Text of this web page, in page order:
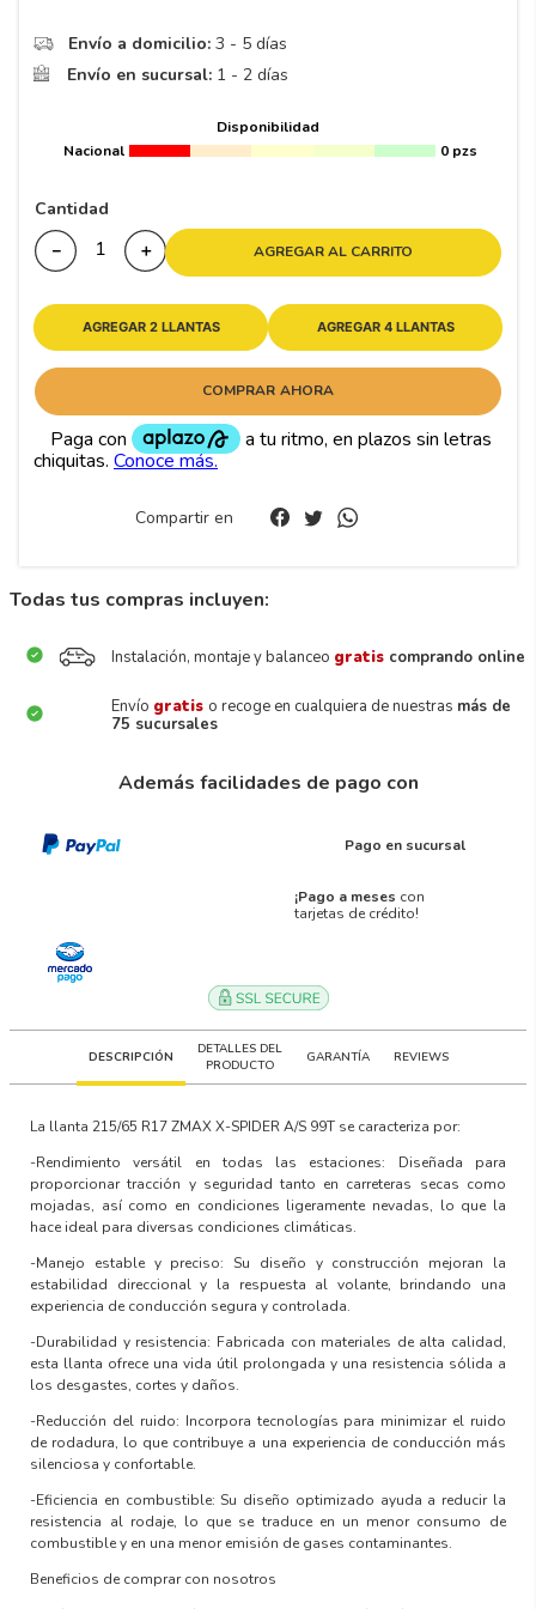
Envío a domicilio: 3 - 5 días
Envío en sucursal: 1 - 2 días
Disponibilidad
Nacional
0 pzs
Cantidad
＋
－ AGREGAR AL CARRITO
AGREGAR 2 LLANTAS AGREGAR 4 LLANTAS
COMPRAR AHORA
Compartir en
Todas tus compras incluyen:
Instalación, montaje y balanceo gratis comprando online
Envío gratis o recoge en cualquiera de nuestras más de
75 sucursales
Además facilidades de pago con
Pago en sucursal
¡Pago a meses con
tarjetas de crédito!
DESCRIPCIÓN
DETALLES DEL
PRODUCTO
GARANTÍA REVIEWS
La llanta215/65 R17 ZMAX X-SPIDER A/S 99T se caracteriza por:
-Rendimiento versátil en todas las estaciones: Diseñada para
proporcionar tracción y seguridad tanto en carreteras secas como
mojadas, así como en condiciones ligeramente nevadas, lo que la
hace ideal para diversas condiciones climáticas.
-Manejo estable y preciso: Su diseño y construcción mejoran la
estabilidad direccional y la respuesta al volante, brindando una
experiencia de conducción segura y controlada.
-Durabilidad y resistencia: Fabricada con materiales de alta calidad,
esta llanta ofrece una vida útil prolongada y una resistencia sólida a
los desgastes, cortes y daños.
-Reducción del ruido: Incorpora tecnologías para minimizar el ruido
de rodadura, lo que contribuye a una experiencia de conducción más
silenciosa y confortable.
-Eficiencia en combustible: Su diseño optimizado ayuda a reducir la
resistencia al rodaje, lo que se traduce en un menor consumo de
combustible y en una menor emisión de gases contaminantes.
Beneficios de comprar con nosotros